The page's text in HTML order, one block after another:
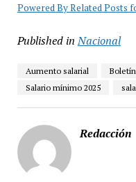
Powered By Related Posts
Published in Nacional
Aumento salarial
Salario mínimo 2025
Redacción